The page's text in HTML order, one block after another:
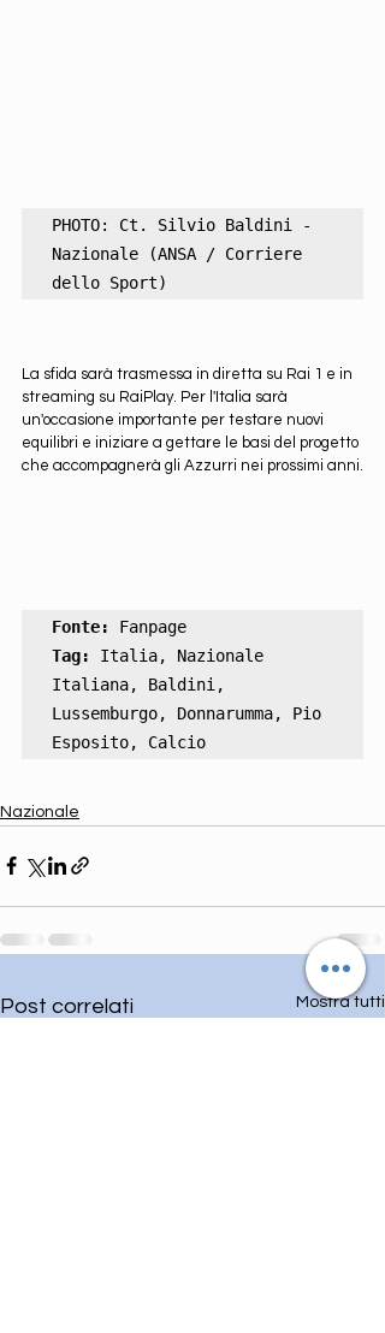
PHOTO: Ct. Silvio Baldini -
Nazionale (ANSA / Corriere
dello Sport)
La sfida sarà trasmessa in diretta su Rai 1 e in
streaming su RaiPlay. Per l'Italia sarà
un'occasione importante per testare nuovi
equilibri e iniziare a gettare le basi del progetto
che accompagnerà gli Azzurri nei prossimi anni.
Fonte:
Tag:
Italia, Nazionale
Italiana, Baldini,
Lussemburgo, Donnarumma, Pio
Esposito, Calcio
Nazionale
Post correlati Mostra tutti